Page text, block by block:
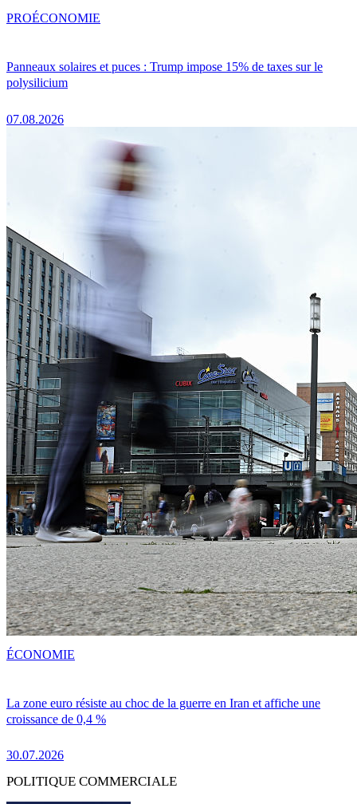
Panneaux solaires et puces : Trump impose 15% de taxes sur le
polysilicium
07.08.2026
PROÉCONOMIE
La zone euro résiste au choc de la guerre en Iran et affiche une
croissance de 0,4 %
30.07.2026
ÉCONOMIE
POLITIQUE COMMERCIALE